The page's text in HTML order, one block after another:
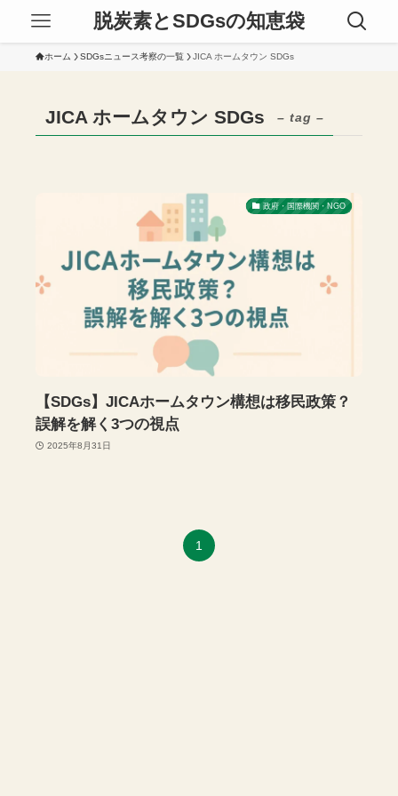
脱炭素とSDGsの知恵袋
ホーム SDGsニュース考察の一覧 JICA ホームタウン SDGs
JICA ホームタウン SDGs – tag –
政府・国際機関・NGO
【SDGs】JICAホームタウン構想は移民政策？
誤解を解く3つの視点
2025年8月31日
1